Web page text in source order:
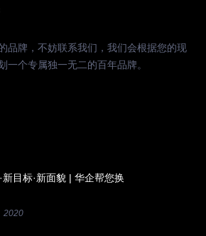
品牌，不妨联系我们，我们会根据您的现
一个专属独一无二的百年品牌。
新目标·新面貌 | 华企帮您换
2020